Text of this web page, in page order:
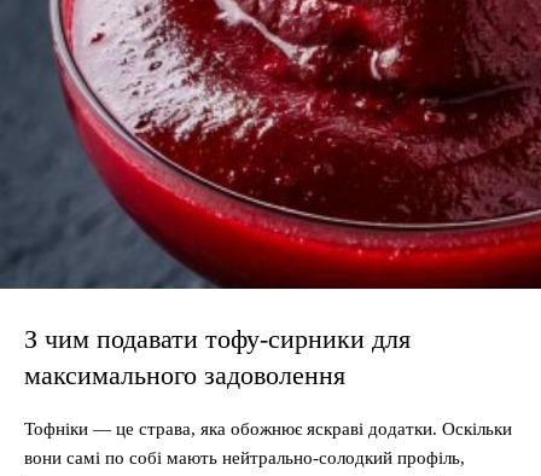
З чим подавати тофу-сирники для
максимального задоволення
Тофніки — це страва, яка обожнює яскраві додатки. Оскільки
вони самі по собі мають нейтрально-солодкий профіль,